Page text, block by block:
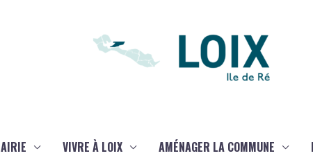
VIVRE À LOIX AMÉNAGER LA COMMUNE